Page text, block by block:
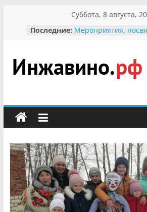
содержимому
Суббота, 8 августа,
Последние: Мероприятия,
гражданин
участнице Великой
Отечественной,
Безопасность в
мероприятии
первоцветы!»
В вольере
заповедника
суслики
сельский
портал